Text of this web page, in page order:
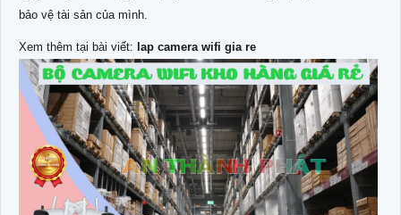
bảo vệ tài sản của mình.
Xem thêm tại bài viết: lap camera wifi gia re